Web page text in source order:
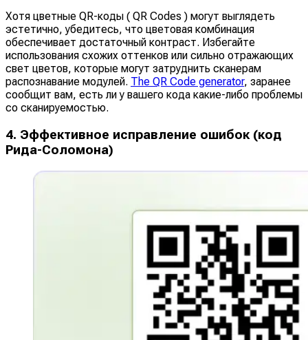
Хотя цветные QR-коды ( QR Codes ) могут выглядеть
эстетично, убедитесь, что цветовая комбинация
обеспечивает достаточный контраст. Избегайте
использования схожих оттенков или сильно отражающих
свет цветов, которые могут затруднить сканерам
распознавание модулей. The QR Code generator, заранее
сообщит вам, есть ли у вашего кода какие-либо проблемы
со сканируемостью.
4. Эффективное исправление ошибок (код
Рида-Соломона)